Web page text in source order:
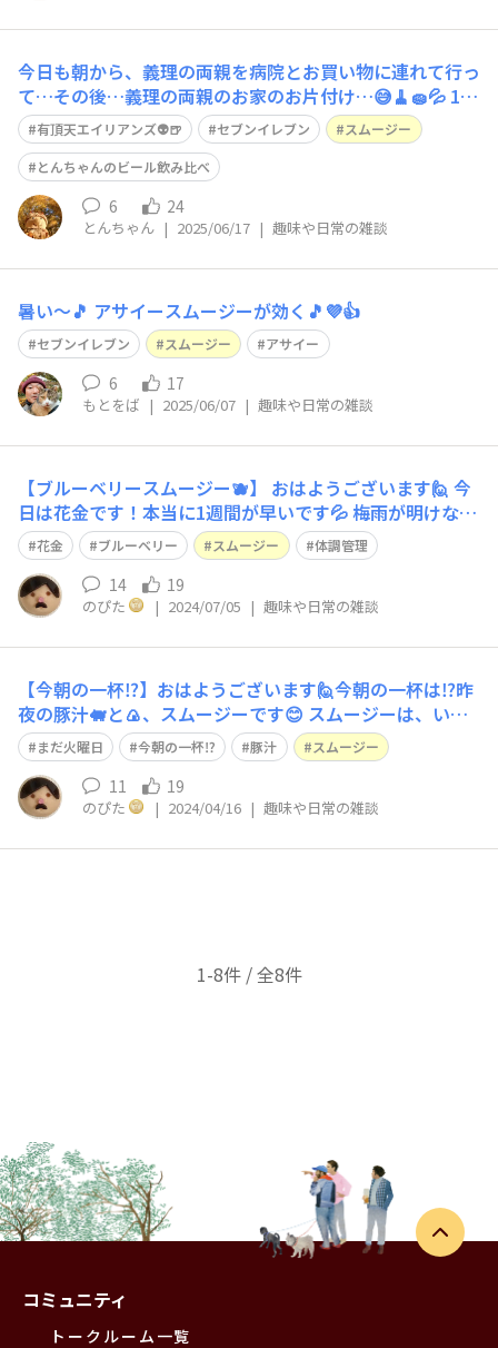
今日も朝から、義理の両親を病院とお買い物に連れて行っ
て…その後…義理の両親のお家のお片付け…😅🧹🧽💦 16
時過ぎまで頑張って…、帰りにセブンイレブンでご褒美
を…🤭✨ 今年は…初めて飲みます、セブンイレブンのスム
ージー😍✨ くたくたですが、頑張って良かった〜生き返
る〜😁✨
有頂天エイリアンズ👽🍺 セブンイレブン
スムージー
とんちゃんのビール飲み比べ
6 24
とんちゃん | 2025/06/17 | 趣味や日常の雑談
暑い～🎵 アサイースムージーが効く🎵💜👍
セブンイレブン スムージー アサイー
6 17
もとをば | 2025/06/07 | 趣味や日常の雑談
【ブルーベリースムージー🫐】 おはようございます🙋 今
日は花金です！本当に1週間が早いです💦 梅雨が明けない
うちから、連日の猛暑🥵 体調を崩さないように気をつけ
たいですね😊 今朝は送っていただいたブルーベリーを さ
っそくスムージーにしました🫐✨ 生で食べたブルーベリ
ーの甘酸っぱさに目が 覚めまし
花金 ブルーベリー スムージー 体調管理
14 19
のぴた | 2024/07/05 | 趣味や日常の雑談
【今朝の一杯⁉️】おはようございます🙋今朝の一杯は⁉️昨
夜の豚汁🐖と🍙、スムージーです😊 スムージーは、いつ
も娘専用だけど、新発売のフレーバーらしく？私にも🤭
昨日が暑かったので、今日の朝は少し肌寒く感じます。春
がきたと思ったらあっという間に夏がやってきそう☀️ 体
調に気をつけて 今日もぼちぼち
まだ火曜日 今朝の一杯⁉️ 豚汁 スムージー
11 19
のぴた | 2024/04/16 | 趣味や日常の雑談
1-8件 / 全8件
コミュニティ
トークルーム一覧